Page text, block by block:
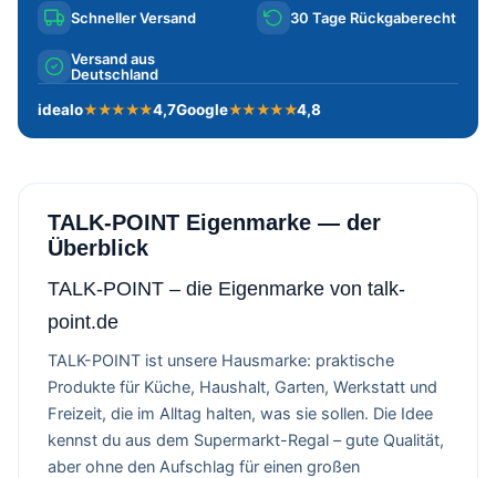
Schneller Versand 30 Tage Rückgaberecht
Versand aus
Deutschland
idealo★★★★★4,7Google★★★★★4,8
TALK-POINT Eigenmarke — der
Überblick
TALK-POINT – die Eigenmarke von talk-
point.de
TALK-POINT ist unsere Hausmarke: praktische
Produkte für Küche, Haushalt, Garten, Werkstatt und
Freizeit, die im Alltag halten, was sie sollen. Die Idee
kennst du aus dem Supermarkt-Regal – gute Qualität,
aber ohne den Aufschlag für einen großen